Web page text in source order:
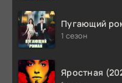
Пугающий
1 сезон
Яростная